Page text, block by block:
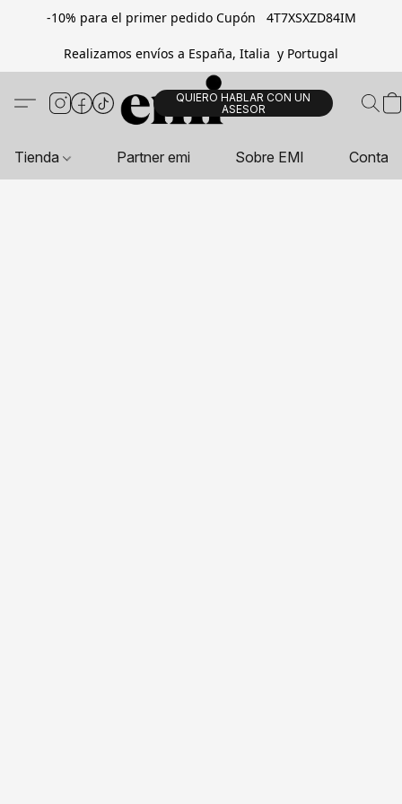
-10% para el primer pedido Cupón 4T7XSXZD84IM
Realizamos envíos a España, Italia y Portugal
QUIERO HABLAR CON UN
ASESOR
Tienda Partner emi Sobre EMI